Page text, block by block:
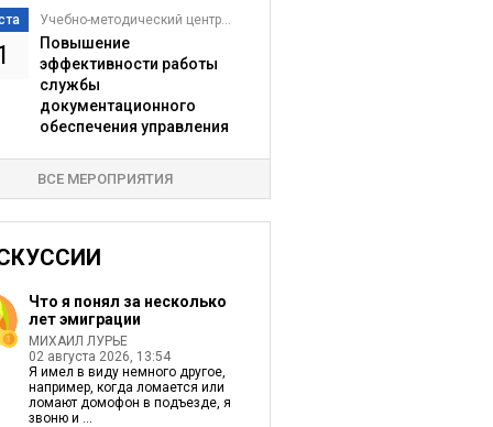
Учебно-методический центр...
Повышение
эффективности работы
службы
документационного
обеспечения управления
ВСЕ МЕРОПРИЯТИЯ
Что я понял за несколько
лет эмиграции
МИХАИЛ ЛУРЬЕ
02 августа 2026, 13:54
Я имел в виду немного другое,
например, когда ломается или
ломают домофон в подъезде, я
звоню и ...